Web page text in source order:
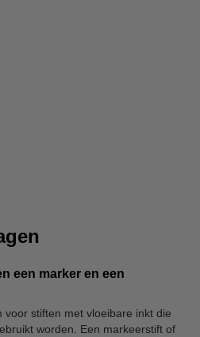
Kladblokken
een marker en een
voor stiften met vloeibare inkt die
worden. Een markeerstift of